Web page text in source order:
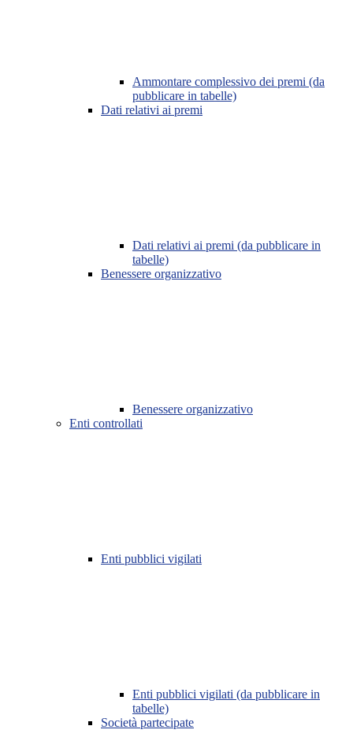
Ammontare complessivo dei premi (da
pubblicare in tabelle)
Dati relativi ai premi
Dati relativi ai premi (da pubblicare in
tabelle)
Benessere organizzativo
Benessere organizzativo
Enti controllati
Enti pubblici vigilati
Enti pubblici vigilati (da pubblicare in
tabelle)
Società partecipate